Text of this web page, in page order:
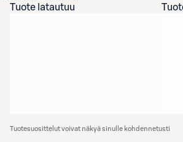
Tuote latautuu
Tuotesuosittelut voivat näkyä sinulle kohdennetusti